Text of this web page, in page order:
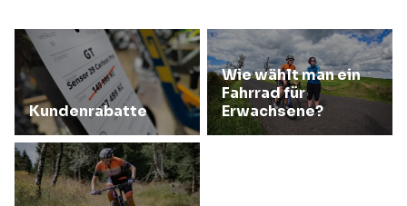
Kundenrabatte
Wie wählt man ein
Fahrrad für
Erwachsene?